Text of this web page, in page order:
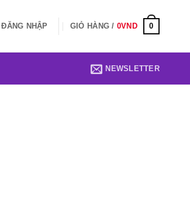
ĐĂNG NHẬP GIỎ HÀNG / 0VND 0
NEWSLETTER